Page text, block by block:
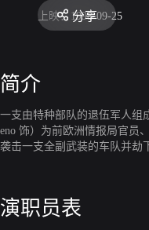
上映： 1998-09-25
分享
简介
一支由特种部队的退伍军人组
eno 饰）为前欧洲情报局官员
袭击一支全副武装的车队并劫
演职员表